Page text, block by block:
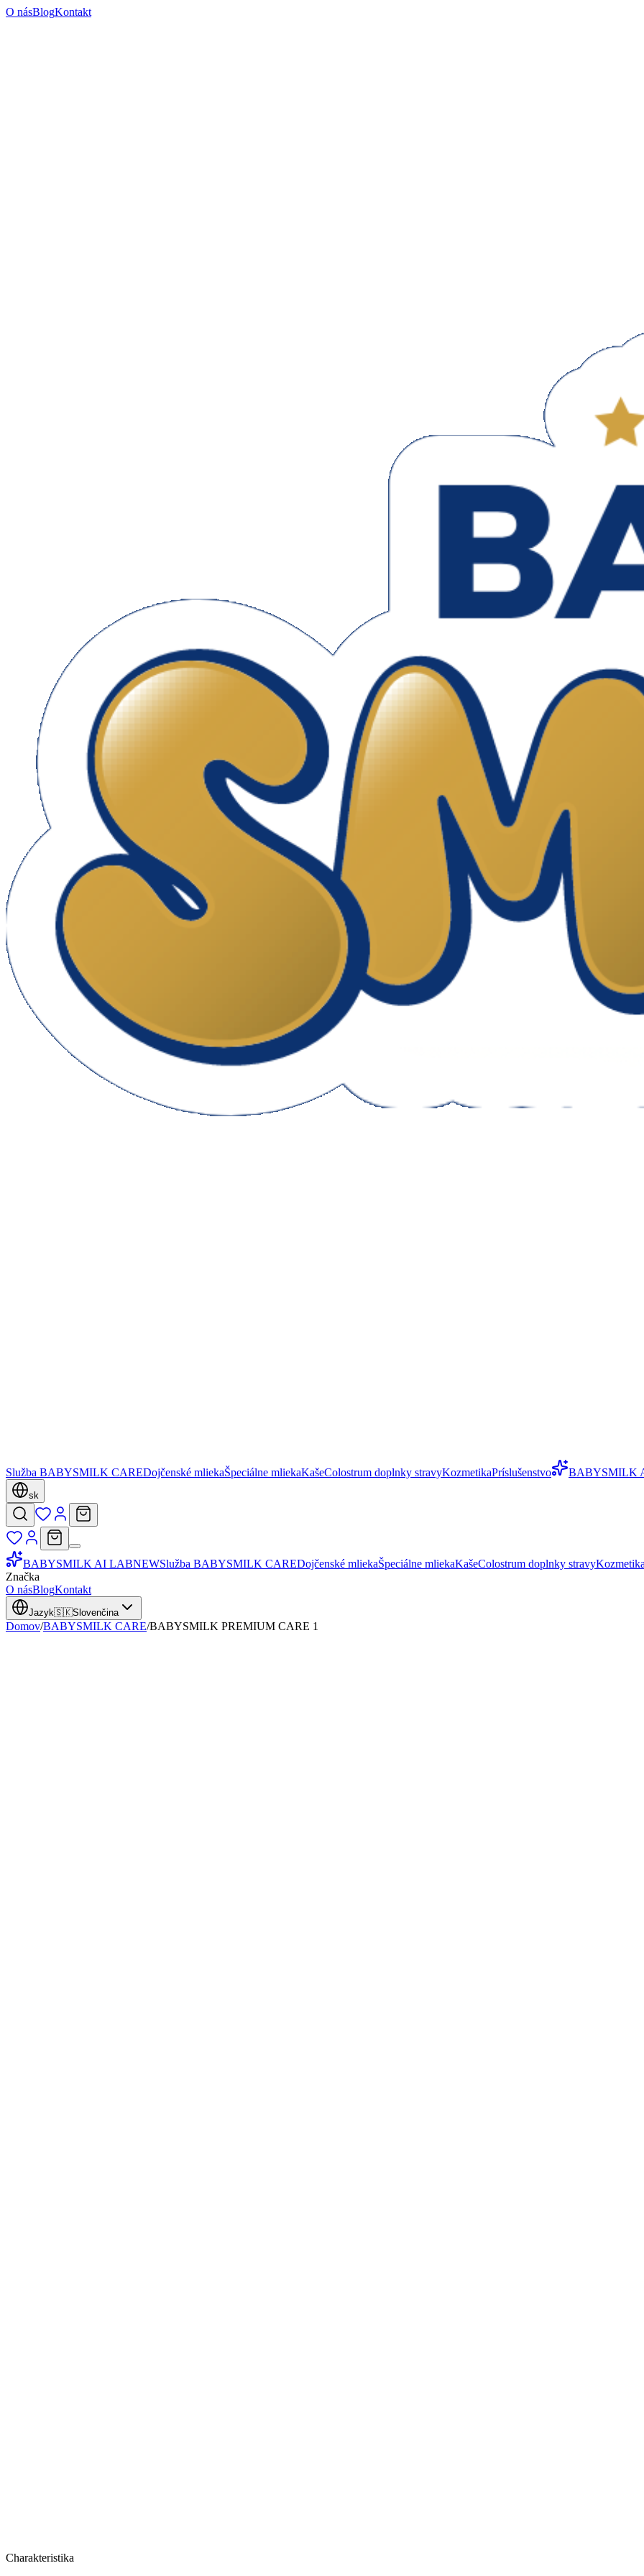
O násBlogKontakt
Služba BABYSMILK CAREDojčenské mliekaŠpeciálne mliekaKašeColostrum doplnky stravyKozmetikaPríslušenstvo BABYSMILK
sk
BABYSMILK AI LABNEWSlužba BABYSMILK CAREDojčenské mliekaŠpeciálne mliekaKašeColostrum doplnky stravyKozmetika
Značka
O násBlogKontakt
Jazyk🇸🇰Slovenčina
Domov/BABYSMILK CARE/BABYSMILK PREMIUM CARE 1
Charakteristika